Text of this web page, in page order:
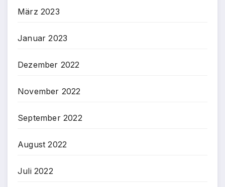
März 2023
Januar 2023
Dezember 2022
November 2022
September 2022
August 2022
Juli 2022